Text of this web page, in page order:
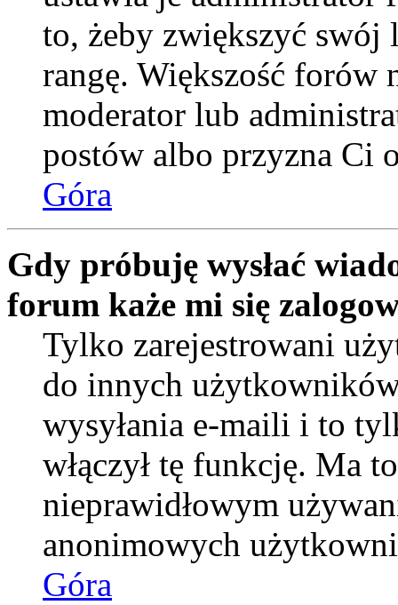
to, żeby zwiększyć
rangę. Większość forów
moderator lub
postów albo przyzna Ci
Góra
Gdy próbuję wysłać
forum każe mi się
Tylko zarejestrowani
do innych
wysyłania e-maili i to
włączył tę funkcję. Ma
nieprawidłowym
anonimowych
Góra